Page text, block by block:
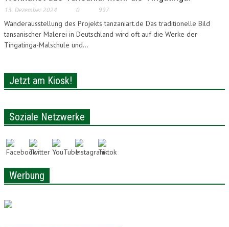
WIRTSCHAFT
KULTUR
SPORT
VERLOSUNG
LONAM ABONNIEREN
13. Dezember 2024 0 997
Wanderausstellung des Projekts tanzaniart.de Das traditionelle Bild
tansanischer Malerei in Deutschland wird oft auf die Werke der
Tingatinga-Malschule und...
Jetzt am Kiosk!
Soziale Netzwerke
Werbung